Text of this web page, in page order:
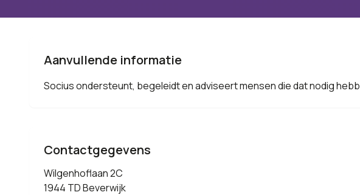
Aanvullende informatie
Socius ondersteunt, begeleidt en adviseert mensen die dat nodig
Contactgegevens
Wilgenhoflaan 2C
1944 TD Beverwijk